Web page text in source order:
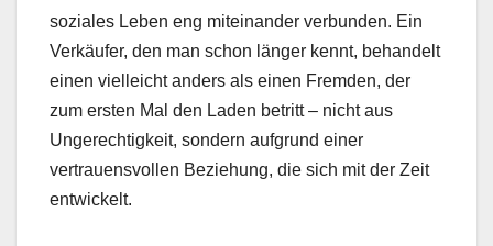
soziales Leben eng miteinander verbunden. Ein
Verkäufer, den man schon länger kennt, behandelt
einen vielleicht anders als einen Fremden, der
zum ersten Mal den Laden betritt – nicht aus
Ungerechtigkeit, sondern aufgrund einer
vertrauensvollen Beziehung, die sich mit der Zeit
entwickelt.